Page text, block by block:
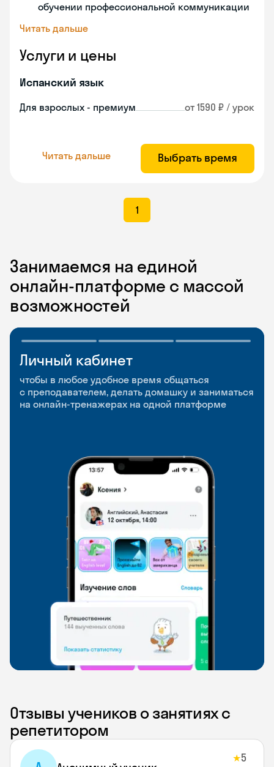
обучении профессиональной коммуникации
Читать дальше
Услуги и цены
Испанский язык
Для взрослых - премиум от 1590 ₽ / урок
Читать дальше Выбрать время
1
Занимаемся на единой
онлайн-платформе с массой
возможностей
Личный кабинет
чтобы в любое удобное время общаться
с преподавателем, делать домашку и заниматься
на онлайн-тренажерах на одной платформе
Мобильное
приложение
чтобы заниматься и изучать новые слова где
и когда удобно
Разговорные клубы
и Talks
Групповые занятия для разговорной практики
и индивидуальные встречи с преподавателями
Отзывы учеников о занятиях с
репетитором
★5